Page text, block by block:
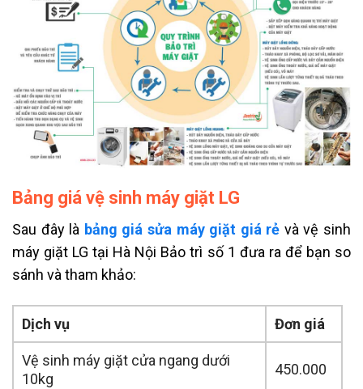
Bảng giá vệ sinh máy giặt LG
Sau đây là bảng giá sửa máy giặt giá rẻ và vệ sinh
máy giặt LG tại Hà Nội Bảo trì số 1 đưa ra để bạn so
sánh và tham khảo:
Dịch vụ Đơn giá
Vệ sinh máy giặt cửa ngang dưới
10kg
450.000